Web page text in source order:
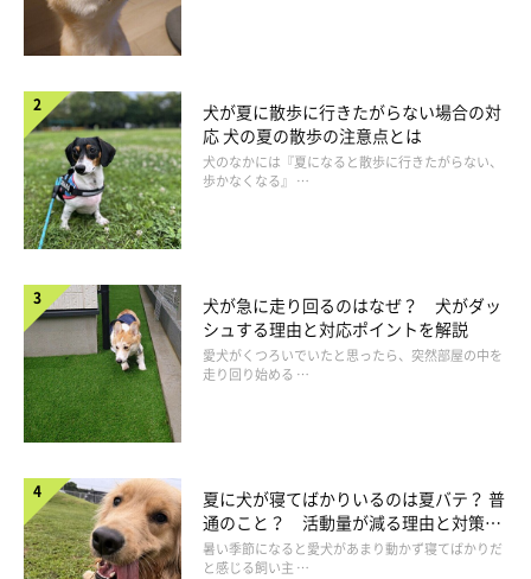
犬が夏に散歩に行きたがらない場合の対
応 犬の夏の散歩の注意点とは
犬のなかには『夏になると散歩に行きたがらない、
歩かなくなる』 …
犬が急に走り回るのはなぜ？ 犬がダッ
シュする理由と対応ポイントを解説
愛犬がくつろいでいたと思ったら、突然部屋の中を
走り回り始める …
夏に犬が寝てばかりいるのは夏バテ？ 普
通のこと？ 活動量が減る理由と対策と
は
暑い季節になると愛犬があまり動かず寝てばかりだ
と感じる飼い主 …